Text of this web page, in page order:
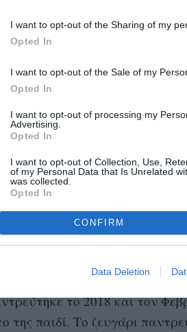
I want to opt-out of the Sharing of my
Opted In
I want to opt-out of the Sale of my
Opted In
I want to opt-out of processing my
Advertising.
Opted In
I want to opt-out of Collection, Use,
of my Personal Data that Is Unrelated
was collected.
Opted In
CONFIRM
Data Deletion
στο Instagram.
το 2018 και τον
της παιδί. Το ζευγάρι